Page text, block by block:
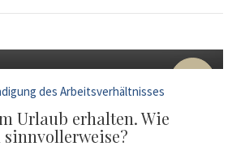
10
des Arbeitsverhältnisses
Urlaub erhalten. Wie